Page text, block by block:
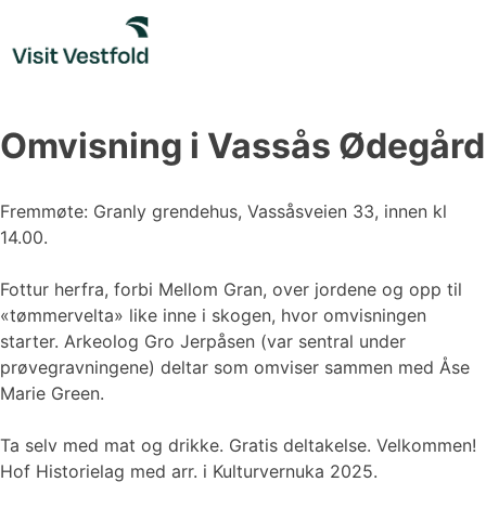
content
Omvisning i Vassås Ødegård
Fremmøte: Granly grendehus, Vassåsveien 33, innen kl
14.00.
Fottur herfra, forbi Mellom Gran, over jordene og opp til
«tømmervelta» like inne i skogen, hvor omvisningen
starter. Arkeolog Gro Jerpåsen (var sentral under
prøvegravningene) deltar som omviser sammen med Åse
Marie Green.
Ta selv med mat og drikke. Gratis deltakelse. Velkommen!
Hof Historielag med arr. i Kulturvernuka 2025.